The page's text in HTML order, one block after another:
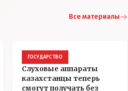
Все материалы
ГОСУДАРСТВО
Слуховые аппараты
казахстанцы теперь
смогут получать без